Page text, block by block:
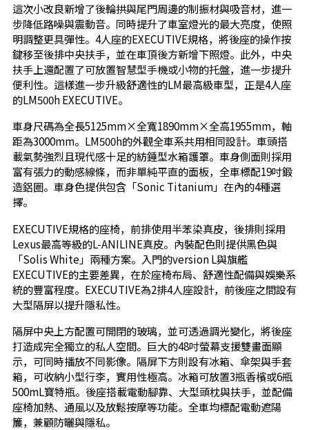
這次小改良新增了後輪拱與尾門周邊的制振材與吸音材，進一
步降低路噪與震動音。同時提升了車室燈光的最大亮度，使照
明調整更具彈性。4人座的EXECUTIVE規格，將後座的操作按
鍵移至後排中央扶手，並在車頂後方新增下照燈。此外，中央
扶手上還配置了可放置智慧型手機或小物的托盤，進一步提升
便利性。這樣進一步升級舒適性的LM最高級車型，正是4人座
的LM500h EXECUTIVE。
車身尺碼為全長5125mm×全寬1890mm×全高1955mm，軸
距為3000mm。LM500h的外觀全車系共用相同設計。車頭搭
載氣勢強烈且現代感十足的紡錘型水箱護罩。車身側面則採用
富有張力的動感線條，而非單純平直的面板，全車標配19吋鍛
造鋁圈。車身色提供包含「Sonic Titanium」在內的4種選
擇。
EXECUTIVE規格的座椅，前排使用半苯染真皮，後排則採用
Lexus最高等級的L-ANILINE真皮。內裝配色則提供黑色與
「Solis White」兩種方案。入門的version L與旗艦
EXECUTIVE的主要差異，在於座椅布局、舒適性配備與娛樂系
統的豐富程度。EXECUTIVE為2排4人座設計，前後座之間設有
大型隔屏以提升隱私性。
隔屏中央上方配置可開閉的玻璃，並可透過調光變化，將後座
打造成完全獨立的私人空間。巨大的48吋螢幕支援雙畫面顯
示，可同時播放不同影像。隔屏下方則設有冰箱、傘架與手套
箱，可收納小型行李，實用性極高。冰箱可放置3瓶香檳或6瓶
500mL寶特瓶。後座搭載電動腳靠、大型頭枕與扶手，並配備
座椅加熱、通風以及放鬆按摩等功能。全車均標配電動遮陽
簾，兼顧防曬與隱私。